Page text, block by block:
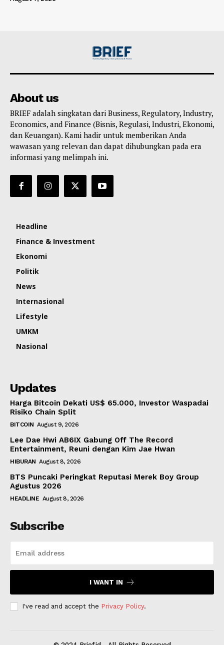
About us
BRIEF adalah singkatan dari Business, Regulatory, Industry,
Economics, and Finance (Bisnis, Regulasi, Industri, Ekonomi,
dan Keuangan). Kami hadir untuk memberikan Anda
wawasan yang relevan dan dapat dihubungkan pada era
informasi yang melimpah ini.
Headline
Finance & Investment
Ekonomi
Politik
News
Internasional
Lifestyle
UMKM
Nasional
Updates
Harga Bitcoin Dekati US$ 65.000, Investor Waspadai
Risiko Chain Split
BITCOIN August 9, 2026
Lee Dae Hwi AB6IX Gabung Off The Record
Entertainment, Reuni dengan Kim Jae Hwan
HIBURAN August 8, 2026
BTS Puncaki Peringkat Reputasi Merek Boy Group
Agustus 2026
HEADLINE August 8, 2026
Subscribe
I WANT IN
I've read and accept the Privacy Policy.